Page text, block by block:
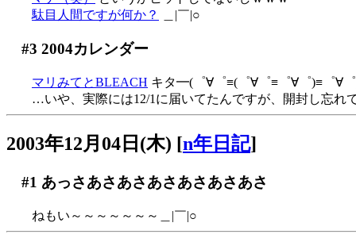
駄目人間ですが何か？
＿|￣|○
#3 2004カレンダー
マリみてとBLEACH キタ━(゜∀゜≡(゜∀゜≡゜∀゜)≡゜∀
…いや、実際には12/1に届いてたんですが、開封し忘れ
2003年12月04日(木) [n年日記]
#1 あっさあさあさあさあさあさあさ
ねもい～～～～～～～＿|￣|○